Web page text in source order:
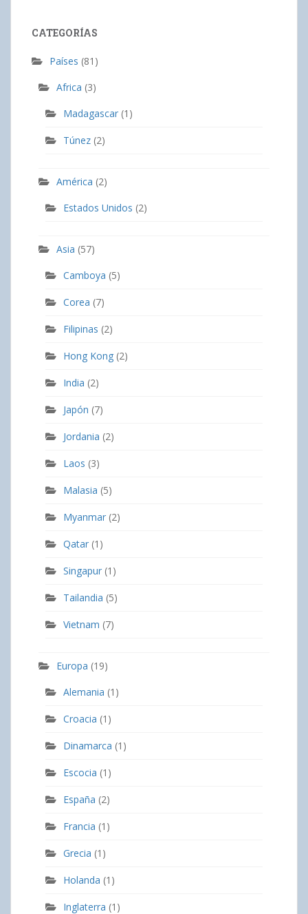
CATEGORÍAS
Países (81)
Africa (3)
Madagascar (1)
Túnez (2)
América (2)
Estados Unidos (2)
Asia (57)
Camboya (5)
Corea (7)
Filipinas (2)
Hong Kong (2)
India (2)
Japón (7)
Jordania (2)
Laos (3)
Malasia (5)
Myanmar (2)
Qatar (1)
Singapur (1)
Tailandia (5)
Vietnam (7)
Europa (19)
Alemania (1)
Croacia (1)
Dinamarca (1)
Escocia (1)
España (2)
Francia (1)
Grecia (1)
Holanda (1)
Inglaterra (1)